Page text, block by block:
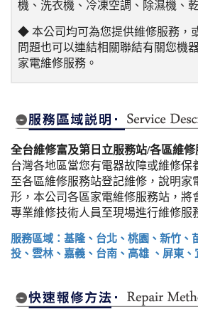
機、洗衣機、冷凍空調、除濕機、
◆ 本公司均可為您提供維修服務，
問題也可以連結相關聯結有關您機
家電維修服務。
全台維修富及第日立服務站/各區維
台灣各地區當您有電器故障或維修保
至各區維修服務站登記維修，說明家
形，本公司各區家電維修服務站，將
專業維修技術人員至現場進行維修服
服務區域：基隆、台北、桃園、新竹、
投、雲林、嘉義、台南、高雄 、屏東、